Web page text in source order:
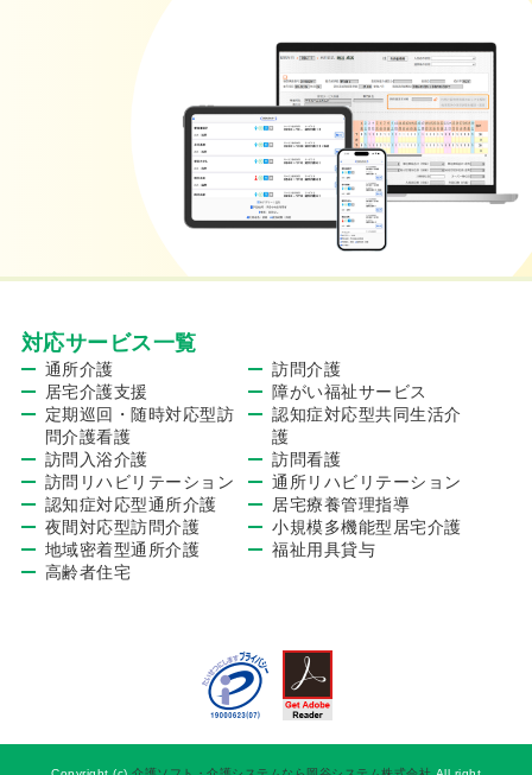
対応サービス一覧
通所介護
訪問介護
居宅介護支援
障がい福祉サービス
定期巡回・随時対応型訪
問介護看護
認知症対応型共同生活介
護
訪問入浴介護
訪問看護
訪問リハビリテーション
通所リハビリテーション
認知症対応型通所介護
居宅療養管理指導
夜間対応型訪問介護
小規模多機能型居宅介護
地域密着型通所介護
福祉用具貸与
高齢者住宅